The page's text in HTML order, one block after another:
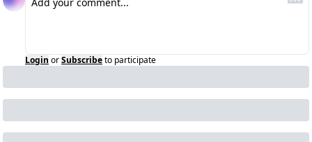
Login orSubscribeto participate